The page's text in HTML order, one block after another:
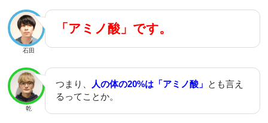
石田
「アミノ酸」です。
乾
つまり、 人の体の20%は「アミノ酸」 とも言え
るってことか。